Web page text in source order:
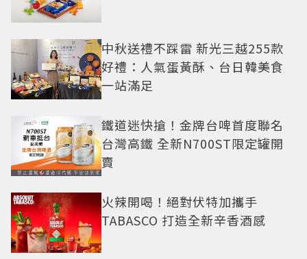
中秋送禮不踩雷 新光三越255款
好禮：人氣蛋黃酥、台日韓美食
一站滿足
鐵道迷快搶！金牌台啤首度聯名
台灣高鐵 全新N700ST限定罐開
賣
火辣開喝！絕對伏特加攜手
TABASCO 打造全新辛香酒感